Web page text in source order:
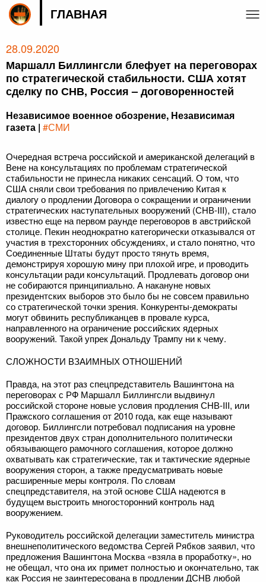
ГЛАВНАЯ
28.09.2020
Маршалл Биллингсли блефует на переговорах
по стратегической стабильности. США хотят
сделку по СНВ, Россия – договоренностей
Независимое военное обозрение, Независимая
газета | #СМИ
Очередная встреча российской и американской делегаций в
Вене на консультациях по проблемам стратегической
стабильности не принесла никаких сенсаций. О том, что
США сняли свои требования по привлечению Китая к
диалогу о продлении Договора о сокращении и ограничении
стратегических наступательных вооружений (СНВ-III), стало
известно еще на первом раунде переговоров в австрийской
столице. Пекин неоднократно категорически отказывался от
участия в трехсторонних обсуждениях, и стало понятно, что
Соединенные Штаты будут просто тянуть время,
демонстрируя хорошую мину при плохой игре, и проводить
консультации ради консультаций. Продлевать договор они
не собираются принципиально. А накануне новых
президентских выборов это было бы не совсем правильно
со стратегической точки зрения. Конкуренты-демократы
могут обвинить республиканцев в провале курса,
направленного на ограничение российских ядерных
вооружений. Такой упрек Дональду Трампу ни к чему.
СЛОЖНОСТИ ВЗАИМНЫХ ОТНОШЕНИЙ
Правда, на этот раз спецпредставитель Вашингтона на
переговорах с РФ Маршалл Биллингсли выдвинул
российской стороне новые условия продления СНВ-III, или
Пражского соглашения от 2010 года, как еще называют
договор. Биллингсли потребовал подписания на уровне
президентов двух стран дополнительного политически
обязывающего рамочного соглашения, которое должно
охватывать как стратегические, так и тактические ядерные
вооружения сторон, а также предусматривать новые
расширенные меры контроля. По словам
спецпредставителя, на этой основе США надеются в
будущем выстроить многосторонний контроль над
вооружением.
Руководитель российской делегации заместитель министра
внешнеполитического ведомства Сергей Рябков заявил, что
предложения Вашингтона Москва «взяла в проработку», но
не обещал, что она их примет полностью и окончательно, так
как Россия не заинтересована в продлении ДСНВ любой